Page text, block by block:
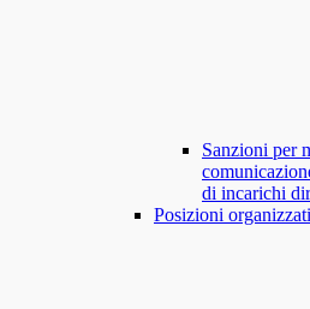
Sanzioni per
di incarichi
Posizioni